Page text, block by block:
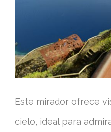
Este mirador ofrece
cielo, ideal para